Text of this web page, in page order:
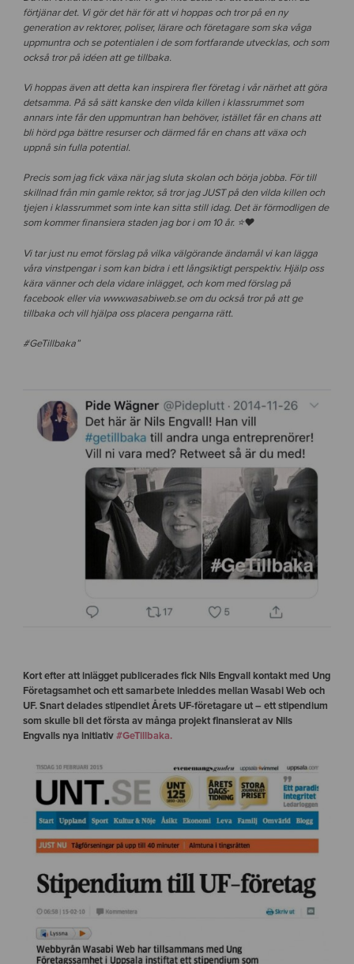
förtjänar det. Vi gör det här för att vi hoppas och tror på en ny
generation av rektorer, poliser, lärare och företagare som ska våga
uppmuntra och se potentialen i de som fortfarande utvecklas, och som
också tror på idéen att ge tillbaka.
Vi hoppas även att detta kan inspirera fler företag i vår närhet att göra
detsamma. På så sätt kanske den vilda killen i klassrummet som
annars inte får den uppmuntran han behöver, istället får en chans att
bli hörd pga bättre resurser och därmed får en chans att växa och
uppnå sin fulla potential.
Precis som jag fick växa när jag sluta skolan och börja jobba. För till
skillnad från min gamle rektor, så tror jag JUST på den vilda killen och
tjejen i klassrummet som inte kan sitta still idag. Det är förmodligen de
som kommer finansiera staden jag bor i om 10 år. ⭐❤
Vi tar just nu emot förslag på vilka välgörande ändamål vi kan lägga
våra vinstpengar i som kan bidra i ett långsiktigt perspektiv. Hjälp oss
kära vänner och dela vidare inlägget, och kom med förslag på
facebook eller via www.wasabiweb.se om du också tror på att ge
tillbaka och vill hjälpa oss placera pengarna rätt.
#GeTillbaka”
Kort efter att inlägget publicerades fick Nils Engvall kontakt med Ung
Företagsamhet och ett samarbete inleddes mellan Wasabi Web och
UF. Snart delades stipendiet Årets UF-företagare ut – ett stipendium
som skulle bli det första av många projekt finansierat av Nils
Engvalls nya initiativ#GeTillbaka.